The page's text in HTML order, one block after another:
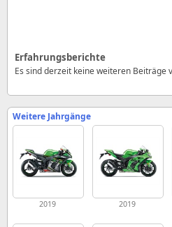
Erfahrungsberichte
Es sind derzeit keine weiteren Beiträge
Weitere Jahrgänge
2019 2019